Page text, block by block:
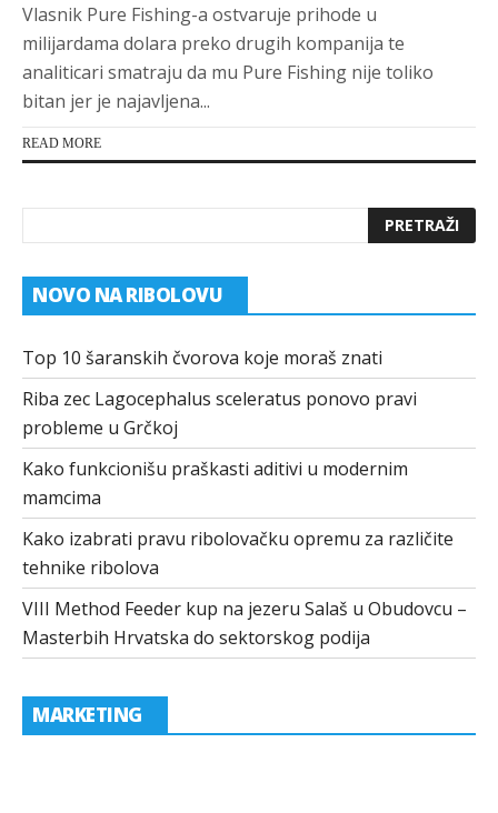
Vlasnik Pure Fishing-a ostvaruje prihode u
milijardama dolara preko drugih kompanija te
analiticari smatraju da mu Pure Fishing nije toliko
bitan jer je najavljena...
READ MORE
NOVO NA RIBOLOVU
Top 10 šaranskih čvorova koje moraš znati
Riba zec Lagocephalus sceleratus ponovo pravi
probleme u Grčkoj
Kako funkcionišu praškasti aditivi u modernim
mamcima
Kako izabrati pravu ribolovačku opremu za različite
tehnike ribolova
VIII Method Feeder kup na jezeru Salaš u Obudovcu –
Masterbih Hrvatska do sektorskog podija
MARKETING